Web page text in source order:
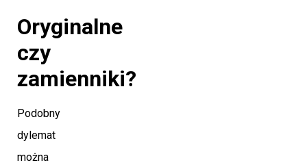
Oryginalne
czy
zamienniki?
Podobny
dylemat
można